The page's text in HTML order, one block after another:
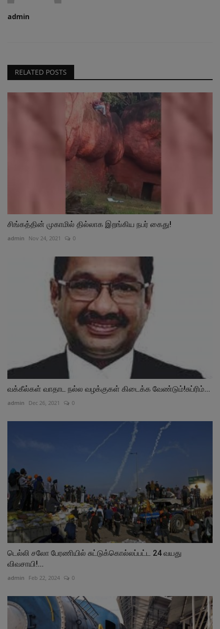
admin
RELATED POSTS
சிங்கத்தின் முகாமில் தில்லாக இறங்கிய நபர் கைது!
admin Nov 24, 2021 0
வக்கீல்கள் வாதாட நல்ல வழக்குகள் கிடைக்க வேண்டும்!சுப்ரிம்...
admin Dec 26, 2021 0
டெல்லி சலோ பேரணியில் சுட்டுக்கொல்லப்பட்ட 24 வயது
விவசாயி!...
admin Feb 22, 2024 0